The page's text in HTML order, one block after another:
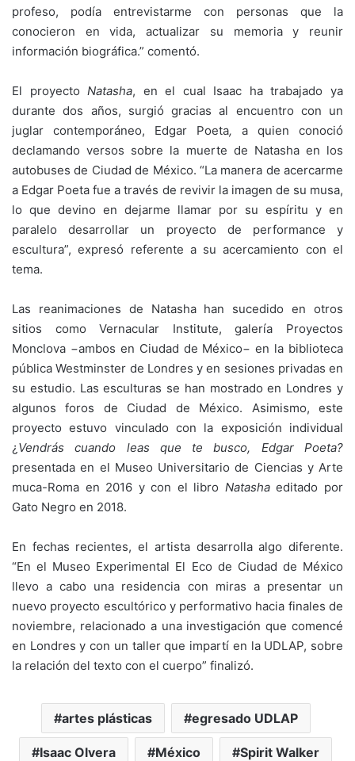
profeso, podía entrevistarme con personas que la
conocieron en vida, actualizar su memoria y reunir
información biográfica.” comentó.
El proyectoNatasha, en el cual Isaac ha trabajado ya
durante dos años, surgió gracias al encuentro con un
juglar contemporáneo, Edgar Poeta, a quien conoció
declamando versos sobre la muerte de Natasha en los
autobuses de Ciudad de México. “La manera de acercarme
a Edgar Poeta fue a través de revivir la imagen de su musa,
lo que devino en dejarme llamar por su espíritu y en
paralelo desarrollar un proyecto de performance y
escultura”, expresó referente a su acercamiento con el
tema.
Las reanimaciones de Natasha han sucedido en otros
sitios como Vernacular Institute, galería Proyectos
Monclova −ambos en Ciudad de México− en la biblioteca
pública Westminster de Londres y en sesiones privadas en
su estudio. Las esculturas se han mostrado en Londres y
algunos foros de Ciudad de México. Asimismo, este
proyecto estuvo vinculado con la exposición individual
¿ Vendrás cuando leas que te busco, Edgar Poeta?
presentada en el Museo Universitario de Ciencias y Arte
muca-Roma en 2016 y con el libro Natashaeditado por
Gato Negro en 2018.
En fechas recientes, el artista desarrolla algo diferente.
“En el Museo Experimental El Eco de Ciudad de México
llevo a cabo una residencia con miras a presentar un
nuevo proyecto escultórico y performativo hacia finales de
noviembre, relacionado a una investigación que comencé
en Londres y con un taller que impartí en la UDLAP, sobre
la relación del texto con el cuerpo” finalizó.
artes plásticas egresado UDLAP
Isaac Olvera México Spirit Walker